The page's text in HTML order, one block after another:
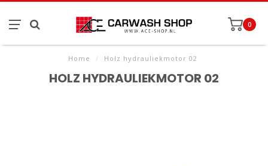
0
Home / Holz hydrauliekmotor 02
HOLZ HYDRAULIEKMOTOR 02